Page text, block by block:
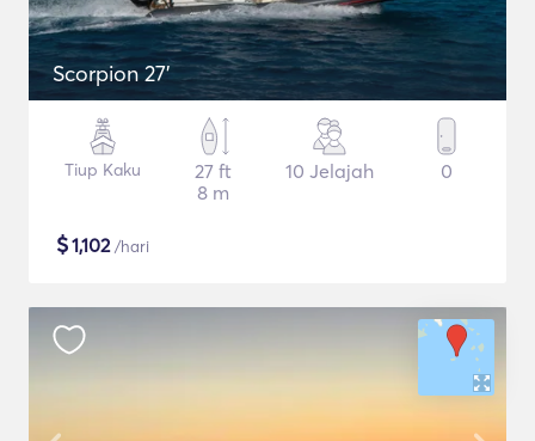
Scorpion 27'
Tiup Kaku
27 ft
8 m
10 Jelajah 0
$1,102/hari